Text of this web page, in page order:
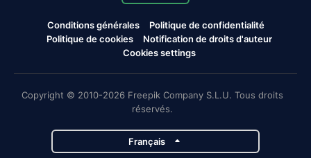
Conditions générales
Politique de confidentialité
Politique de cookies
Notification de droits d'auteur
Cookies settings
Copyright © 2010-2026 Freepik Company S.L.U. Tous droits
réservés.
Français